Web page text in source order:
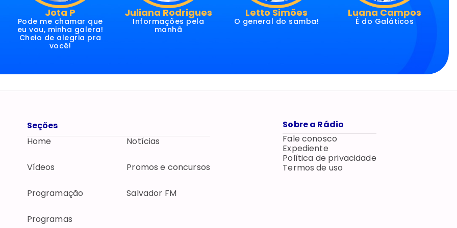
Jota P
Pode me chamar que
eu vou, minha galera!
Cheio de alegria pra
você!
Juliana Rodrigues
Informações pela
manhã
Letto Simões
O general do samba!
Luana Campos
É do Galáticos
Seções
Home
Notícias
Vídeos Promos e concursos
Programação Salvador FM
Programas
Sobre a Rádio
Fale conosco
Expediente
Política de privacidade
Termos de uso